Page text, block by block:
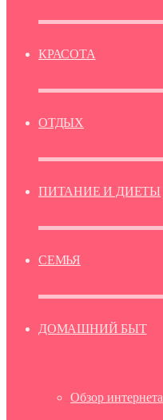
КРАСОТА
ОТДЫХ
ПИТАНИЕ И ДИЕТЫ
СЕМЬЯ
ДОМАШНИЙ БЫТ
Обзор интернета